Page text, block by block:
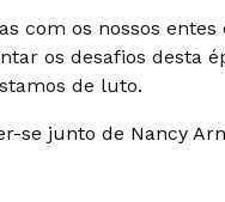
com os nossos entes
os desafios desta
de luto.
se junto de Nancy